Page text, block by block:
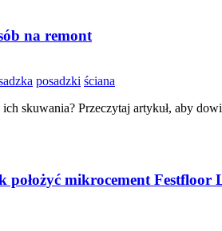
na remont
posadzki ściana
skuwania? Przeczytaj artykuł, aby
mikrocement